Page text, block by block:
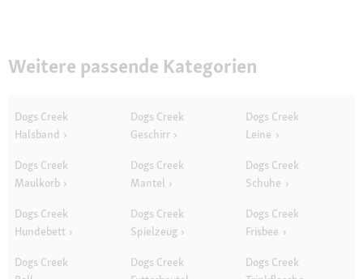
Weitere passende Kategorien
Dogs Creek
Halsband
Dogs Creek
Geschirr
Dogs Creek
Leine
Dogs Creek
Maulkorb
Dogs Creek
Mantel
Dogs Creek
Schuhe
Dogs Creek
Hundebett
Dogs Creek
Spielzeug
Dogs Creek
Frisbee
Dogs Creek
Dogs Creek
Dogs Creek